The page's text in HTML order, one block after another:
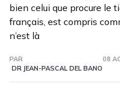
bien celui que procure le
français, est compris
n’est là
PAR
DR JEAN-PASCAL DEL BANO
08